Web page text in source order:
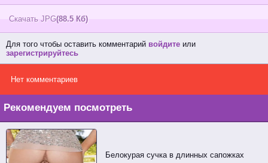
Скачать JPG(88.5 Кб)
Для того чтобы оставить комментарий войдите или
зарегистрируйтесь
Нет комментариев
Рекомендуем посмотреть
Белокурая сучка в длинных сапожках